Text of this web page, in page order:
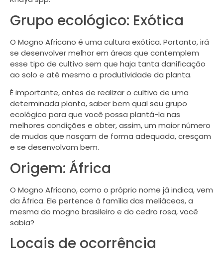
Grupo ecológico: Exótica
O Mogno Africano é uma cultura exótica. Portanto, irá
se desenvolver melhor em áreas que contemplem
esse tipo de cultivo sem que haja tanta danificação
ao solo e até mesmo a produtividade da planta.
É importante, antes de realizar o cultivo de uma
determinada planta, saber bem qual seu grupo
ecológico para que você possa plantá-la nas
melhores condições e obter, assim, um maior número
de mudas que nasçam de forma adequada, cresçam
e se desenvolvam bem.
Origem: África
O Mogno Africano, como o próprio nome já indica, vem
da África. Ele pertence à família das meliáceas, a
mesma do mogno brasileiro e do cedro rosa, você
sabia?
Locais de ocorrência